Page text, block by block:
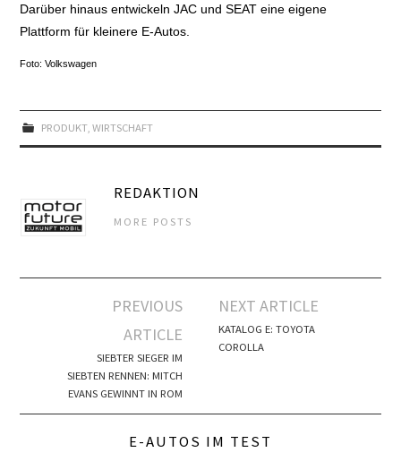
Darüber hinaus entwickeln JAC und SEAT eine eigene
Plattform für kleinere E-Autos.
Foto: Volkswagen
PRODUKT, WIRTSCHAFT
REDAKTION
MORE POSTS
Navigation
PREVIOUS
ARTICLE
SIEBTER SIEGER IM
SIEBTEN RENNEN: MITCH
EVANS GEWINNT IN ROM
NEXT ARTICLE
KATALOG E: TOYOTA
COROLLA
E-AUTOS IM TEST